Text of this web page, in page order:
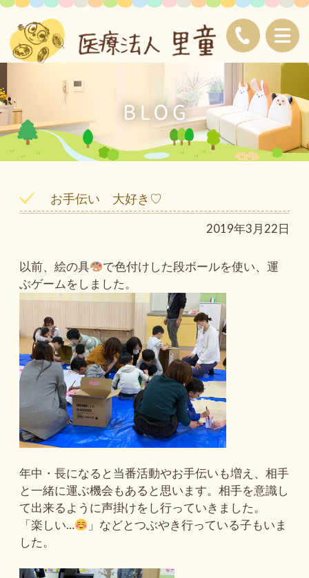
お手伝い 大好き♡
2019年3月22日
以前、絵の具
で色付けした段ボールを使い、運
ぶゲームをしました。
年中・長になると当番活動やお手伝いも増え、相手
と一緒に運ぶ機会もあると思います。相手を意識し
て出来るように声掛けをし行っていきました。
「楽しい…
」などとつぶやき行っている子もいま
した。